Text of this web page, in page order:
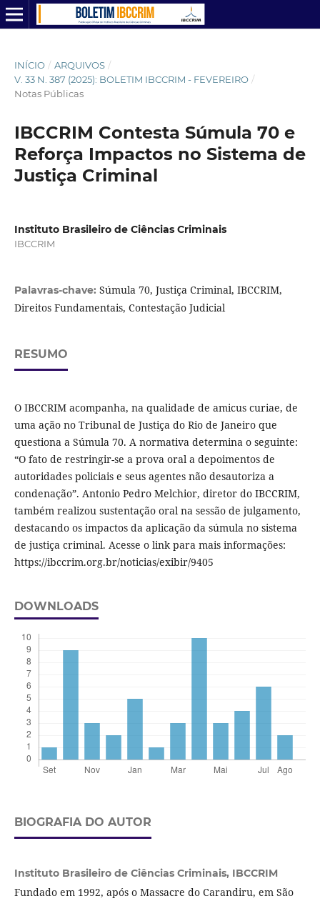
INÍCIO / ARQUIVOS /
V. 33 N. 387 (2025): BOLETIM IBCCRIM - FEVEREIRO /
Notas Públicas
IBCCRIM Contesta Súmula 70 e
Reforça Impactos no Sistema de
Justiça Criminal
Instituto Brasileiro de Ciências Criminais
IBCCRIM
Palavras-chave: Súmula 70, Justiça Criminal, IBCCRIM,
Direitos Fundamentais, Contestação Judicial
RESUMO
O IBCCRIM acompanha, na qualidade de amicus curiae, de
uma ação no Tribunal de Justiça do Rio de Janeiro que
questiona a Súmula 70. A normativa determina o seguinte:
“O fato de restringir-se a prova oral a depoimentos de
autoridades policiais e seus agentes não desautoriza a
condenação”. Antonio Pedro Melchior, diretor do IBCCRIM,
também realizou sustentação oral na sessão de julgamento,
destacando os impactos da aplicação da súmula no sistema
de justiça criminal. Acesse o link para mais informações:
https://ibccrim.org.br/noticias/exibir/9405
DOWNLOADS
BIOGRAFIA DO AUTOR
Instituto Brasileiro de Ciências Criminais, IBCCRIM
Fundado em 1992, após o Massacre do Carandiru, em São